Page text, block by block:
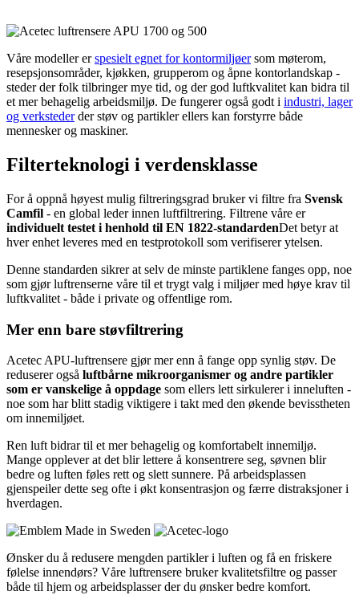
Våre modeller erspesielt egnet for kontormiljøersom møterom,
resepsjonsområder, kjøkken, grupperom og åpne kontorlandskap -
steder der folk tilbringer mye tid, og der god luftkvalitet kan bidra til
et mer behagelig arbeidsmiljø. De fungerer også godt i industri, lager
og verkstederder støv og partikler ellers kan forstyrre både
mennesker og maskiner.
Filterteknologi i verdensklasse
For å oppnå høyest mulig filtreringsgrad bruker vi filtre fra Svensk
Camfil - en global leder innen luftfiltrering. Filtrene våre er
individuelt testet i henhold til EN 1822-standardenDet betyr at
hver enhet leveres med en testprotokoll som verifiserer ytelsen.
Denne standarden sikrer at selv de minste partiklene fanges opp, noe
som gjør luftrenserne våre til et trygt valg i miljøer med høye krav til
luftkvalitet - både i private og offentlige rom.
Mer enn bare støvfiltrering
Acetec APU-luftrensere gjør mer enn å fange opp synlig støv. De
reduserer også luftbårne mikroorganismer og andre partikler
som er vanskelige å oppdage som ellers lett sirkulerer i inneluften -
noe som har blitt stadig viktigere i takt med den økende bevisstheten
om innemiljøet.
Ren luft bidrar til et mer behagelig og komfortabelt innemiljø.
Mange opplever at det blir lettere å konsentrere seg, søvnen blir
bedre og luften føles rett og slett sunnere. På arbeidsplassen
gjenspeiler dette seg ofte i økt konsentrasjon og færre distraksjoner i
hverdagen.
Ønsker du å redusere mengden partikler i luften og få en friskere
følelse innendørs? Våre luftrensere bruker kvalitetsfiltre og passer
både til hjem og arbeidsplasser der du ønsker bedre komfort.